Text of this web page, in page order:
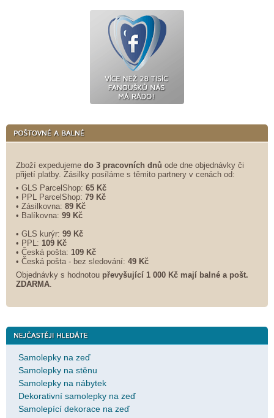
Zboží expedujeme do 3 pracovních dnů ode dne objednávky či
přijetí platby. Zásilky posíláme s těmito partnery v cenách od:
• GLS ParcelShop: 65 Kč
• PPL ParcelShop: 79 Kč
• Zásilkovna: 89 Kč
• Balíkovna: 99 Kč
• GLS kurýr: 99 Kč
• PPL: 109 Kč
• Česká pošta: 109 Kč
• Česká pošta - bez sledování: 49 Kč
Objednávky s hodnotou převyšující 1 000 Kč mají balné a pošt.
ZDARMA.
Samolepky na zeď
Samolepky na stěnu
Samolepky na nábytek
Dekorativní samolepky na zeď
Samolepící dekorace na zeď